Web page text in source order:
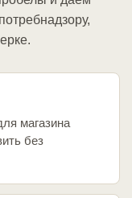
магазина
без